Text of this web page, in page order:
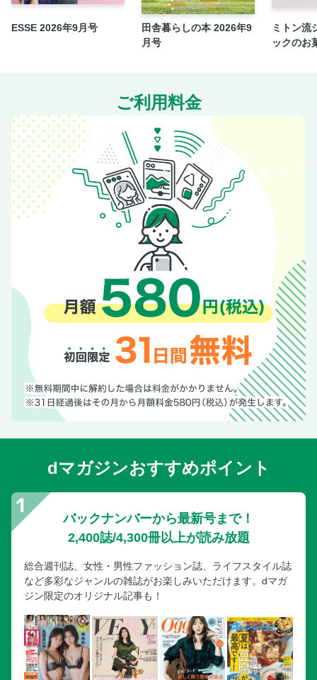
するコツ
思い込みが失敗を招いてしまう!? 好転反応を正しく理解しよ
〈column02〉“ゆる砂糖抜き” Q＆A part2
＜step 2＞置き換え「糖」でムリなくゆる砂糖抜き
甘みの“質”を変えるだけで体はこんなに整う！
砂糖抜き中もおやつは食べていい 賢い間食で好転反応を乗
り切る
砂糖なしでもこんなにおいしい！ みりん置き換えレシピ
甘酒のやさしい甘さで大満足 甘酒置き換えレシピ
油・脂を避けるとむしろ逆効果!? 良質な脂質は血糖値の上昇
タンパク質不足が砂糖依存の一因？ 肌荒れや老化も促進し
お菓子をやめられないのは 腸からのメッセージかもしれな
い
バランスのよい食事のために 積極的に摂りたい野菜は？
食べ方にも気を配って効果UP 血糖値スパイクを防ぐ食べ方
食生活を変えるだけで自然と甘いものが欲しくなくなる
〈column03〉乳製品の賢い選び方
＜step 3＞体に負担をかけずに 自然と砂糖ゼロの生活へ！
小麦粉が不調を招いている？ 炭水化物は白米がベスト
自然な甘さで心も満たされる いも・栗・かぼちゃレシピ
砂糖ゼロで生活スタイルも変わる!? 睡眠の質向上で人生がう
まくいく！
ESSE 2026年9月号
田舎暮らしの本 2026年9
月号
ミトン流
ックのお
ご利用料金
dマガジンおすすめポイント
バックナンバーから最新号まで！
2,400誌/4,300冊以上が読み放題
総合週刊誌、女性・男性ファッション誌、ライフスタイル誌
など多彩なジャンルの雑誌がお楽しみいただけます。dマガ
ジン限定のオリジナル記事も！